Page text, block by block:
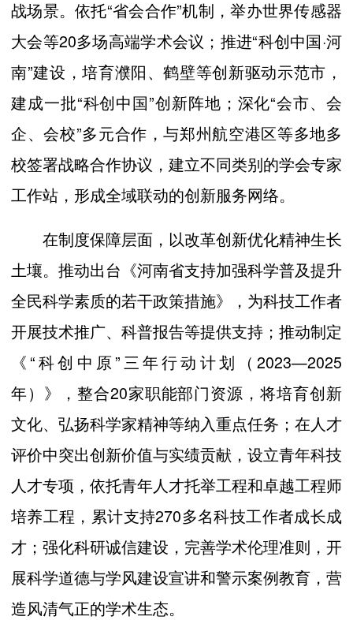
战场景。依托“省会合作”机制，举办世界传感器
大会等20多场高端学术会议；推进“科创中国·河
南”建设，培育濮阳、鹤壁等创新驱动示范市，
建成一批“科创中国”创新阵地；深化“会市、会
企、会校”多元合作，与郑州航空港区等多地多
校签署战略合作协议，建立不同类别的学会专家
工作站，形成全域联动的创新服务网络。
在制度保障层面，以改革创新优化精神生长
土壤。推动出台《河南省支持加强科学普及提升
全民科学素质的若干政策措施》，为科技工作者
开展技术推广、科普报告等提供支持；推动制定
《“科创中原”三年行动计划（2023—2025
年）》，整合20家职能部门资源，将培育创新
文化、弘扬科学家精神等纳入重点任务；在人才
评价中突出创新价值与实绩贡献，设立青年科技
人才专项，依托青年人才托举工程和卓越工程师
培养工程，累计支持270多名科技工作者成长成
才；强化科研诚信建设，完善学术伦理准则，开
展科学道德与学风建设宣讲和警示案例教育，营
造风清气正的学术生态。